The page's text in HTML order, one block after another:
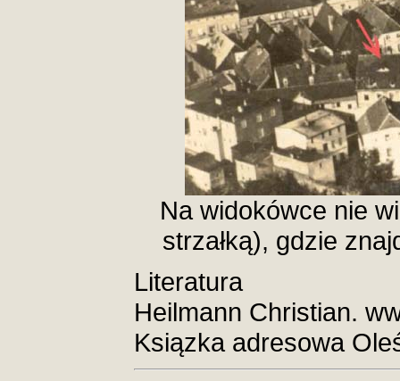
Na widokówce nie
strzałką), gdzie
Literatura
Heilmann Christian.
Ksiązka adresowa